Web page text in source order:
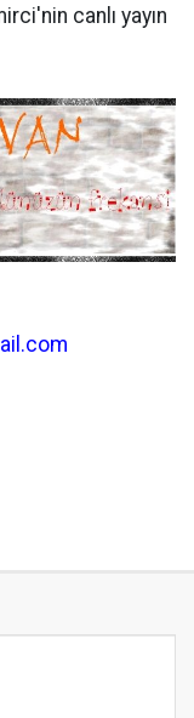
canlı yayın